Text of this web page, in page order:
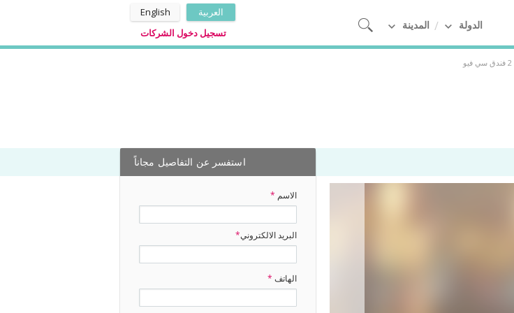
الدولة المدينة
العربية
English
تسجيل دخول الشركات
استفسر عن التفاصيل مجاناً
الاسم *
البريد الالكتروني*
الهاتف *